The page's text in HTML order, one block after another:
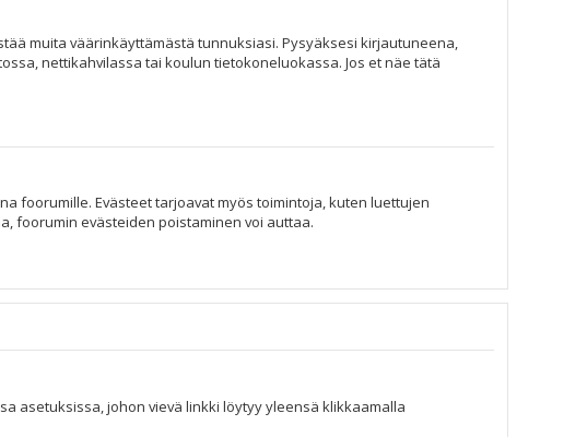
muita väärinkäyttämästä tunnuksiasi. Pysyäksesi kirjautuneena,
nettikahvilassa tai koulun tietokoneluokassa. Jos et näe tätä
foorumille. Evästeet tarjoavat myös toimintoja, kuten luettujen
foorumin evästeiden poistaminen voi auttaa.
asetuksissa, johon vievä linkki löytyy yleensä klikkaamalla